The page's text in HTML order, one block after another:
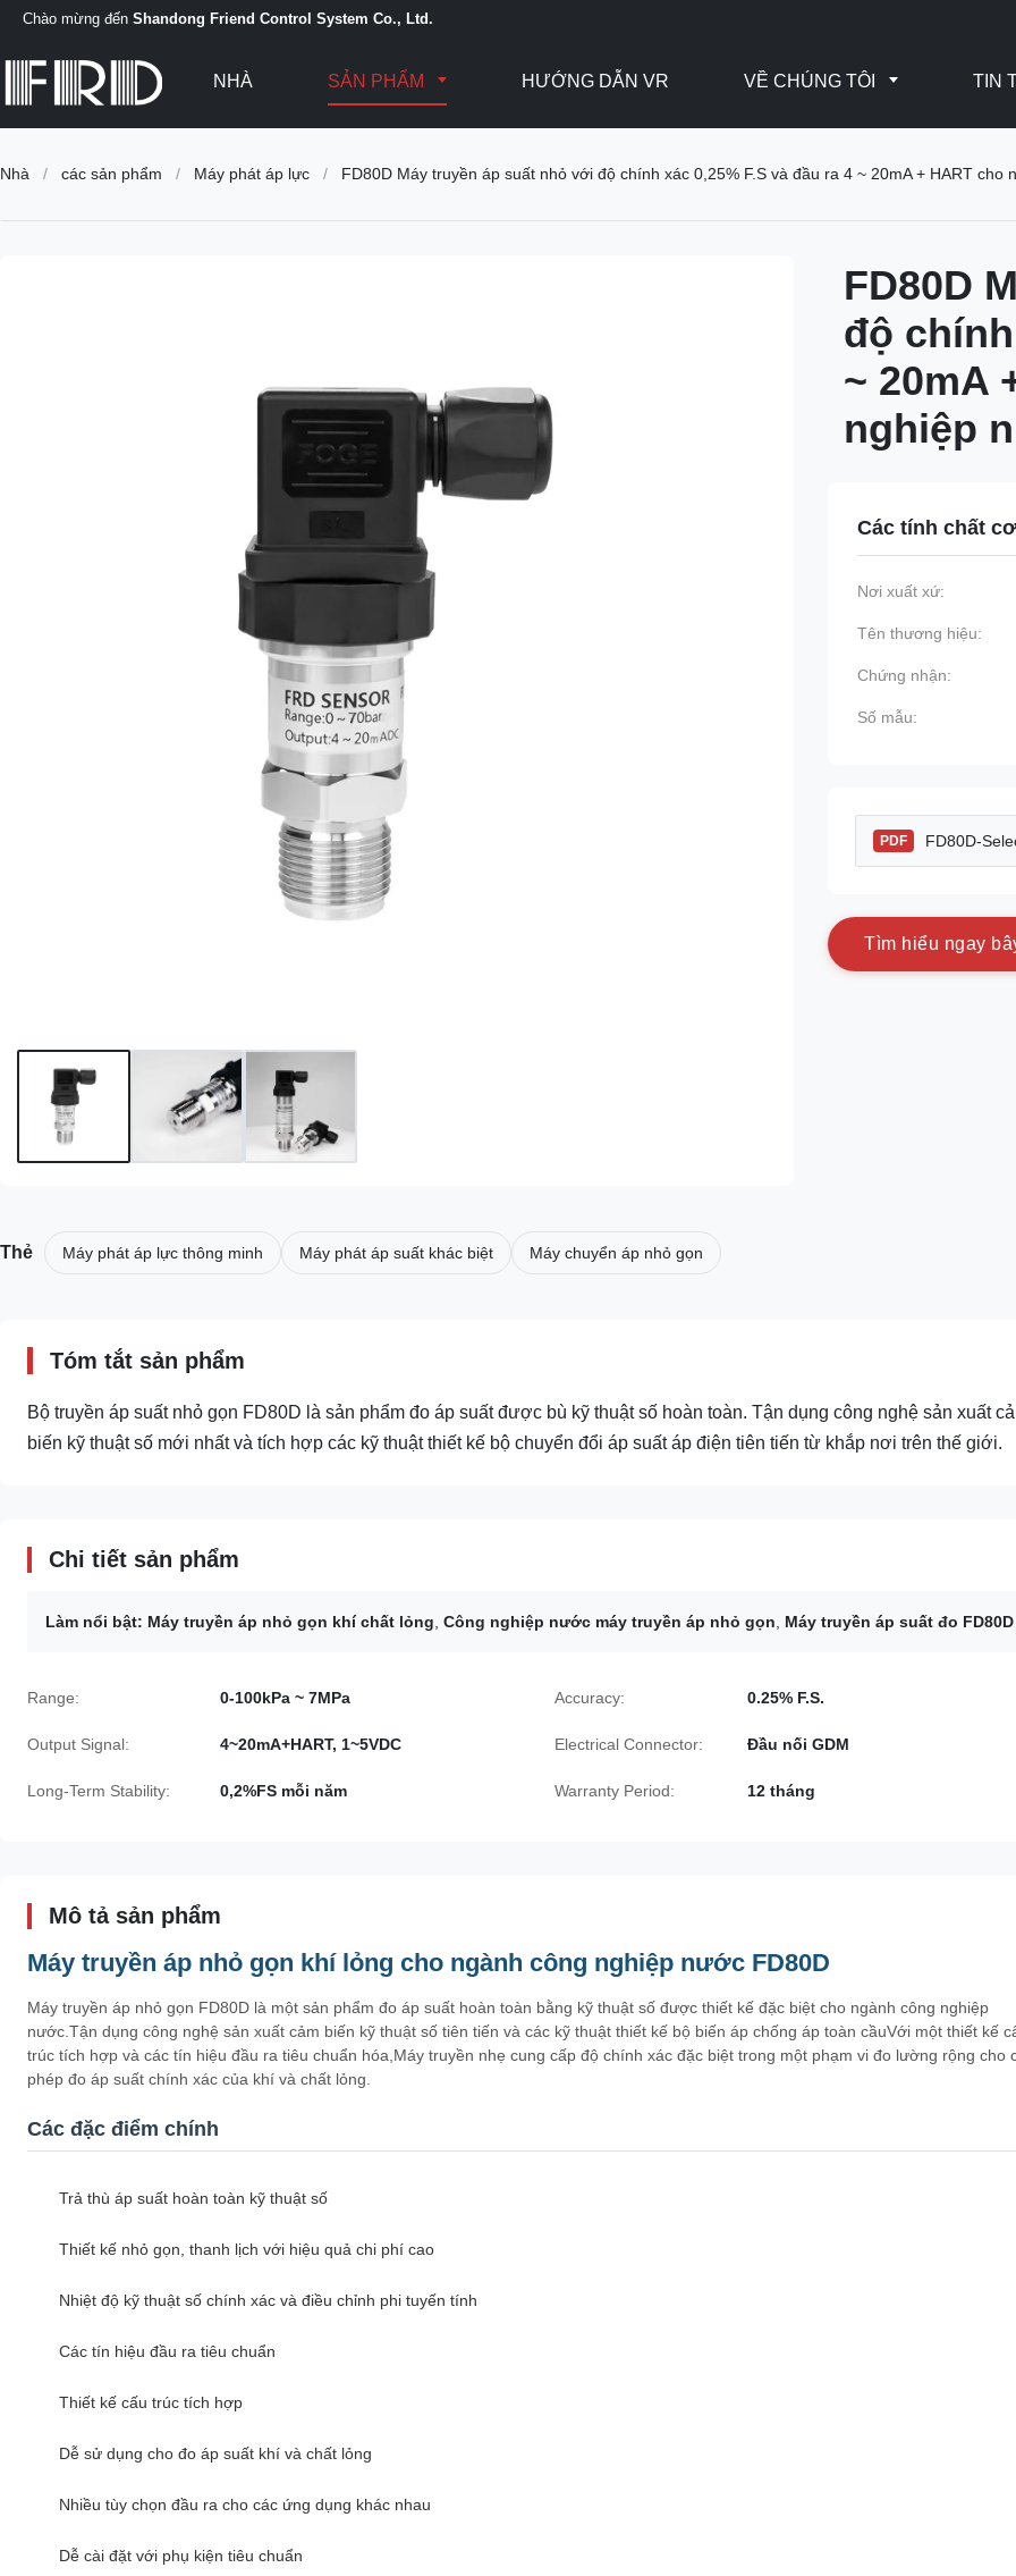
Chào mừng đến Shandong Friend Control System Co., Ltd.
NHÀ SẢN PHẨM HƯỚNG DẪN VR VỀ CHÚNG TÔI TIN
Nhà / các sản phẩm / Máy phát áp lực / FD80D Máy truyền áp suất nhỏ với độ chính xác 0,25% F.S và đầu ra 4 ~ 20mA + HART cho
FD80D
độ
~ 20mA
nghiệp
Các tính chất
Nơi xuất xứ:
Tên thương hiệu:
Chứng nhận:
Số mẫu:
PDF FD80D-
Tìm hiểu ngay bâ
Thẻ Máy phát áp lực thông minh Máy phát áp suất khác biệt Máy chuyển áp nhỏ gọn
Tóm tắt sản phẩm
Bộ truyền áp suất nhỏ gọn FD80D là sản phẩm đo áp suất được bù kỹ thuật số hoàn toàn. Tận dụng công nghệ sản xuất
biến kỹ thuật số mới nhất và tích hợp các kỹ thuật thiết kế bộ chuyển đổi áp suất áp điện tiên tiến từ khắp nơi trên thế giới.
Chi tiết sản phẩm
Làm nổi bật: Máy truyền áp nhỏ gọn khí chất lỏng Công nghiệp nước máy truyền áp nhỏ gọn Máy truyền áp suất đo FD80D
Range: 0-100kPa ~ 7MPa Accuracy: 0.25% F.S.
Output Signal: 4~20mA+HART, 1~5VDC Electrical Connector: Đầu nối GDM
Long-Term Stability: 0,2%FS mỗi năm Warranty Period: 12 tháng
Mô tả sản phẩm
Máy truyền áp nhỏ gọn khí lỏng cho ngành công nghiệp nước FD80D
Máy truyền áp nhỏ gọn FD80D là một sản phẩm đo áp suất hoàn toàn bằng kỹ thuật số được thiết kế đặc biệt cho ngành công nghiệp
nước.Tận dụng công nghệ sản xuất cảm biến kỹ thuật số tiên tiến và các kỹ thuật thiết kế bộ biến áp chống áp toàn cầuVới một thiết kế
trúc tích hợp và các tín hiệu đầu ra tiêu chuẩn hóa,Máy truyền nhẹ cung cấp độ chính xác đặc biệt trong một phạm vi đo lường rộng cho
phép đo áp suất chính xác của khí và chất lỏng.
Các đặc điểm chính
Trả thù áp suất hoàn toàn kỹ thuật số
Thiết kế nhỏ gọn, thanh lịch với hiệu quả chi phí cao
Nhiệt độ kỹ thuật số chính xác và điều chỉnh phi tuyến tính
Các tín hiệu đầu ra tiêu chuẩn
Thiết kế cấu trúc tích hợp
Dễ sử dụng cho đo áp suất khí và chất lỏng
Nhiều tùy chọn đầu ra cho các ứng dụng khác nhau
Dễ cài đặt với phụ kiện tiêu chuẩn